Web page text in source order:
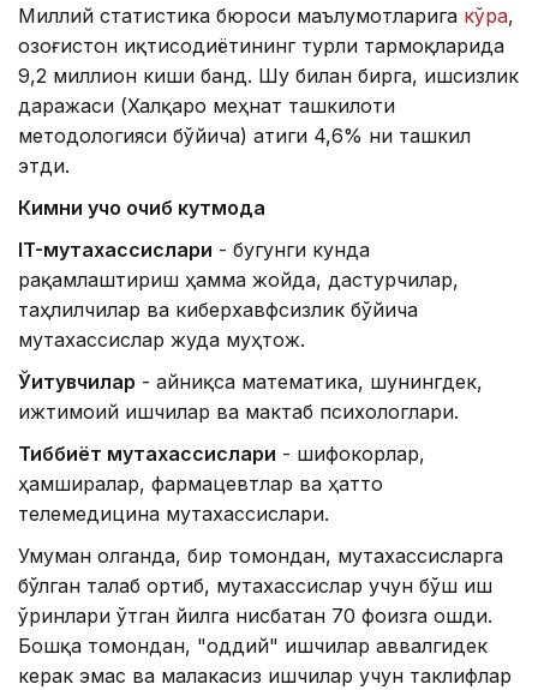
Миллий статистика бюроси маълумотларига кўра,
Қозоғистон иқтисодиётининг турли тармоқларида
9,2 миллион киши банд. Шу билан бирга, ишсизлик
даражаси (Халқаро меҳнат ташкилоти
методологияси бўйича) атиги 4,6% ни ташкил
этди.
Кимни қучоқ очиб кутмоқда
IT-мутахассислари - бугунги кунда
рақамлаштириш ҳамма жойда, дастурчилар,
таҳлилчилар ва киберхавфсизлик бўйича
мутахассислар жуда муҳтож.
Ўқитувчилар - айниқса математика, шунингдек,
ижтимоий ишчилар ва мактаб психологлари.
Тиббиёт мутахассислари - шифокорлар,
ҳамширалар, фармацевтлар ва ҳатто
телемедицина мутахассислари.
Умуман олганда, бир томондан, мутахассисларга
бўлган талаб ортиб, мутахассислар учун бўш иш
ўринлари ўтган йилга нисбатан 70 фоизга ошди.
Бошқа томондан, "оддий" ишчилар аввалгидек
керак эмас ва малакасиз ишчилар учун таклифлар